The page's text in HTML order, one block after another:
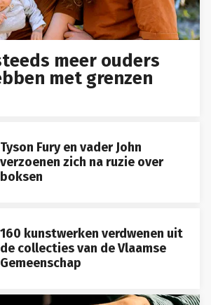
meer ouders
met grenzen
Tyson Fury en vader John
verzoenen zich na ruzie over
boksen
160 kunstwerken verdwenen uit
de collecties van de Vlaamse
Gemeenschap